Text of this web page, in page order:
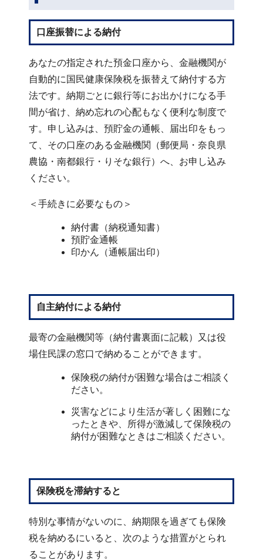
口座振替による納付
あなたの指定された預金口座から、金融機関が
自動的に国民健康保険税を振替えて納付する方
法です。納期ごとに銀行等にお出かけになる手
間が省け、納め忘れの心配もなく便利な制度で
す。申し込みは、預貯金の通帳、届出印をもっ
て、その口座のある金融機関（郵便局・奈良県
農協・南都銀行・りそな銀行）へ、お申し込み
ください。
＜手続きに必要なもの＞
納付書（納税通知書）
預貯金通帳
印かん（通帳届出印）
自主納付による納付
最寄の金融機関等（納付書裏面に記載）又は役
場住民課の窓口で納めることができます。
保険税の納付が困難な場合はご相談く
ださい。
災害などにより生活が著しく困難にな
ったときや、所得が激減して保険税の
納付が困難なときはご相談ください。
保険税を滞納すると
特別な事情がないのに、納期限を過ぎても保険
税を納めるにいると、次のような措置がとられ
ることがあります。